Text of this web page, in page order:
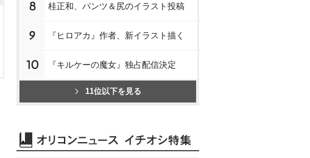
8 桂正和、パンツ＆尻のイラスト投稿
9 『ヒロアカ』作者、新イラスト描く
10 『キルケーの魔女』独占配信決定
11位以下を見る